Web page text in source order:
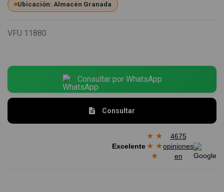
Ubicación: Almacén Granada
VFU 11880
Consultar por WhatsApp
Consultar
Excelente
★ ★
★ ★
★
4675
opiniones
en